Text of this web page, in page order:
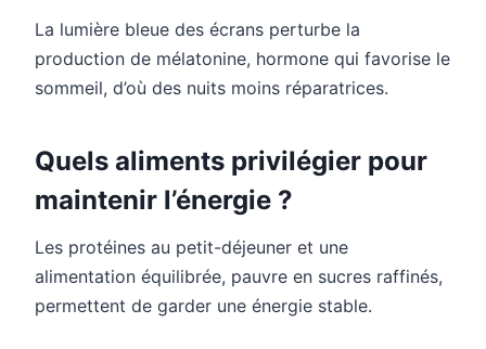
La lumière bleue des écrans perturbe la
production de mélatonine, hormone qui favorise le
sommeil, d’où des nuits moins réparatrices.
Quels aliments privilégier pour
maintenir l’énergie ?
Les protéines au petit-déjeuner et une
alimentation équilibrée, pauvre en sucres raffinés,
permettent de garder une énergie stable.